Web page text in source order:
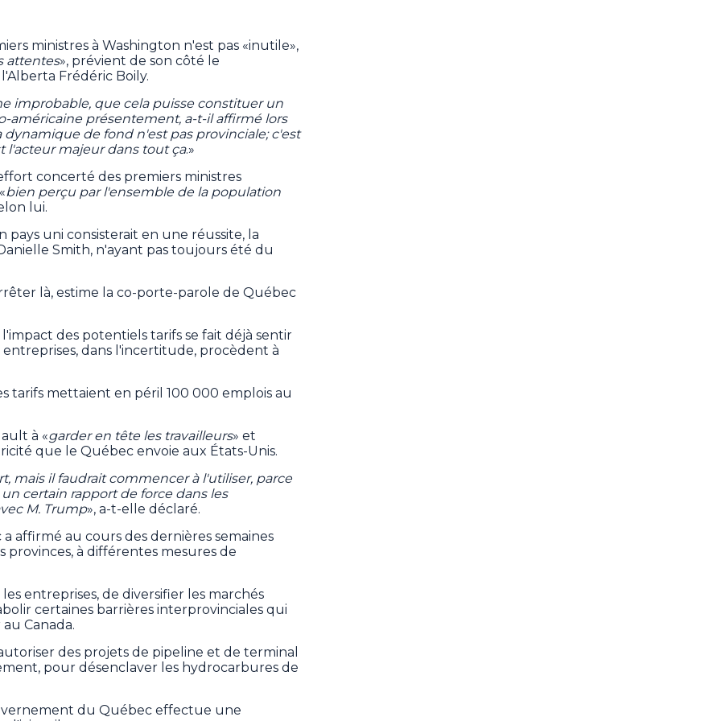
ministres à Washington n'est pas «inutile»,
attentes», prévient de son côté le
Frédéric Boily.
improbable, que cela puisse constituer un
américaine présentement, a-t-il affirmé lors
de fond n'est pas provinciale; c'est
l'acteur majeur dans tout ça.»
concerté des premiers ministres
bien perçu par l'ensemble de la population
lui.
pays uni consisterait en une réussite, la
Smith, n'ayant pas toujours été du
là, estime la co-porte-parole de Québec
des potentiels tarifs se fait déjà sentir
dans l'incertitude, procèdent à
tarifs mettaient en péril 100 000 emplois au
à «garder en tête les travailleurs» et
que le Québec envoie aux États-Unis.
mais il faudrait commencer à l'utiliser, parce
certain rapport de force dans les
M. Trump», a-t-elle déclaré.
affirmé au cours des dernières semaines
provinces, à différentes mesures de
entreprises, de diversifier les marchés
certaines barrières interprovinciales qui
Canada.
des projets de pipeline et de terminal
pour désenclaver les hydrocarbures de
du Québec effectue une